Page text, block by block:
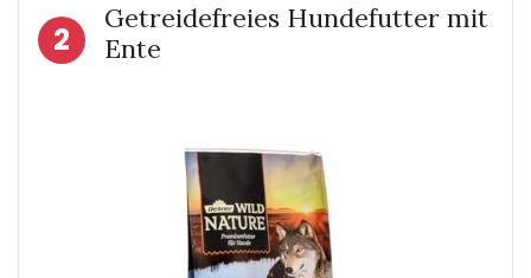
2
Getreidefreies Hundefutter mit
Ente